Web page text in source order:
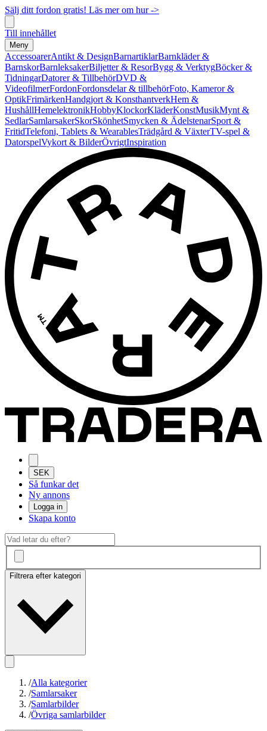
Sälj ditt fordon gratis! Läs mer om hur ->
Till innehållet
Meny
AccessoarerAntikt & DesignBarnartiklarBarnkläder &
BarnskorBarnleksakerBiljetter & ResorBygg & VerktygBöcker &
TidningarDatorer & TillbehörDVD &
VideofilmerFordonFordonsdelar & tillbehörFoto, Kameror &
OptikFrimärkenHandgjort & KonsthantverkHem &
HushållHemelektronikHobbyKlockorKläderKonstMusikMynt &
SedlarSamlarsakerSkorSkönhetSmycken & ÄdelstenarSport &
FritidTelefoni, Tablets & WearablesTrädgård & VäxterTV-spel &
DatorspelVykort & BilderÖvrigtInspiration
SEK
Så funkar det
Ny annons
Logga in
Skapa konto
Filtrera efter kategori
/Alla kategorier
/Samlarsaker
/Samlarbilder
/Övriga samlarbilder